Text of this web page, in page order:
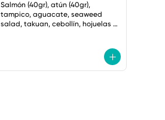
Salmón (40gr), atún (40gr),
tampico, aguacate, seaweed
salad, takuan, cebollín, hojuelas